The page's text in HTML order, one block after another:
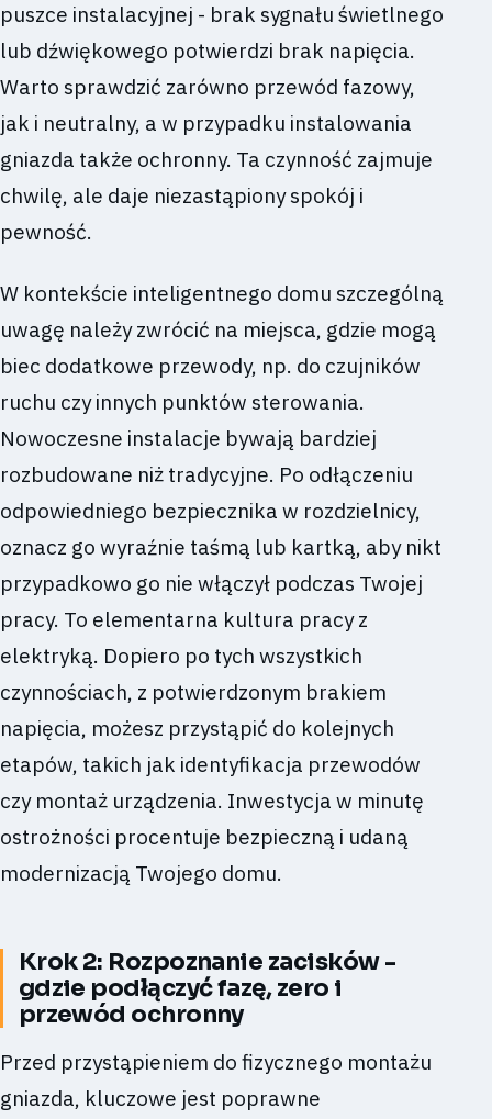
puszce instalacyjnej - brak sygnału świetlnego
lub dźwiękowego potwierdzi brak napięcia.
Warto sprawdzić zarówno przewód fazowy,
jak i neutralny, a w przypadku instalowania
gniazda także ochronny. Ta czynność zajmuje
chwilę, ale daje niezastąpiony spokój i
pewność.
W kontekście inteligentnego domu szczególną
uwagę należy zwrócić na miejsca, gdzie mogą
biec dodatkowe przewody, np. do czujników
ruchu czy innych punktów sterowania.
Nowoczesne instalacje bywają bardziej
rozbudowane niż tradycyjne. Po odłączeniu
odpowiedniego bezpiecznika w rozdzielnicy,
oznacz go wyraźnie taśmą lub kartką, aby nikt
przypadkowo go nie włączył podczas Twojej
pracy. To elementarna kultura pracy z
elektryką. Dopiero po tych wszystkich
czynnościach, z potwierdzonym brakiem
napięcia, możesz przystąpić do kolejnych
etapów, takich jak identyfikacja przewodów
czy montaż urządzenia. Inwestycja w minutę
ostrożności procentuje bezpieczną i udaną
modernizacją Twojego domu.
Krok 2: Rozpoznanie zacisków -
gdzie podłączyć fazę, zero i
przewód ochronny
Przed przystąpieniem do fizycznego montażu
gniazda, kluczowe jest poprawne